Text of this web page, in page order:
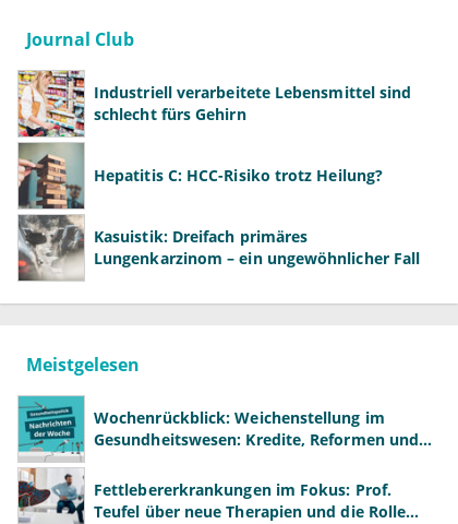
Journal Club
Industriell verarbeitete Lebensmittel sind
schlecht fürs Gehirn
Hepatitis C: HCC-Risiko trotz Heilung?
Kasuistik: Dreifach primäres
Lungenkarzinom – ein ungewöhnlicher Fall
Meistgelesen
Wochenrückblick: Weichenstellung im
Gesundheitswesen: Kredite, Reformen und
Fettlebererkrankungen im Fokus: Prof.
Teufel über neue Therapien und die Rolle